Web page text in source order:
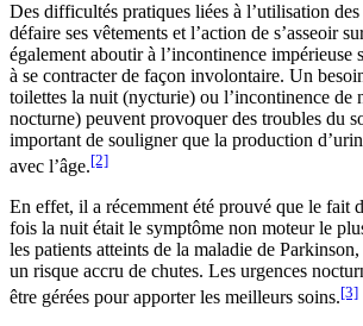
Des difficultés pratiques liées à l’utilisation
défaire ses vêtements et l’action de s’asseoir
également aboutir à l’incontinence impérieuse
à se contracter de façon involontaire. Un
toilettes la nuit (nycturie) ou l’incontinence de
nocturne) peuvent provoquer des troubles du
important de souligner que la production
avec l’âge.[2]
En effet, il a récemment été prouvé que le fait
fois la nuit était le symptôme non moteur le
les patients atteints de la maladie de
un risque accru de chutes. Les urgences
être gérées pour apporter les meilleurs soins.[3]